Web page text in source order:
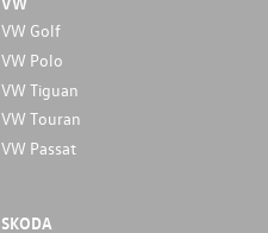
VW Golf
VW Polo
VW Tiguan
VW Touran
VW Passat
SKODA